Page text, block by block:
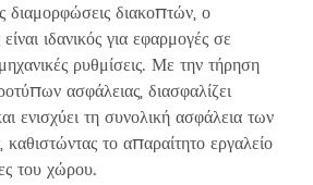
διαμορφώσεις διακοπτών, ο
ιδανικός για εφαρμογές σε
ρυθμίσεις. Με την τήρηση
ασφάλειας, διασφαλίζει
ενισχύει τη συνολική ασφάλεια των
το απαραίτητο εργαλείο
του χώρου.